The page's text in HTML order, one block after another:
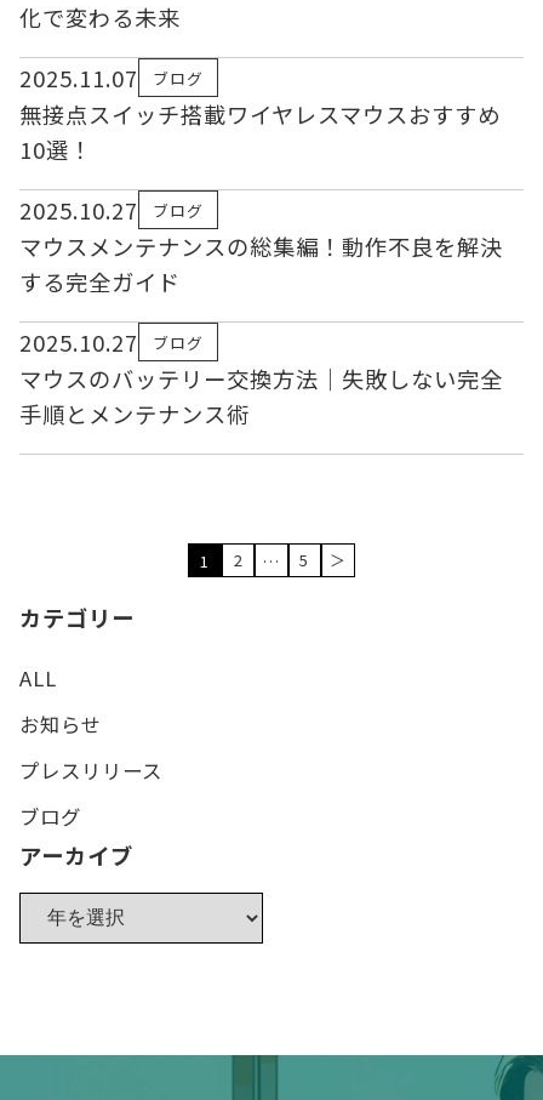
化で変わる未来
2025.11.07
ブログ
無接点スイッチ搭載ワイヤレスマウスおすすめ
10選！
2025.10.27
ブログ
マウスメンテナンスの総集編！動作不良を解決
する完全ガイド
2025.10.27
ブログ
マウスのバッテリー交換方法｜失敗しない完全
手順とメンテナンス術
1 2 … 5 ＞
カテゴリー
ALL
お知らせ
プレスリリース
ブログ
アーカイブ